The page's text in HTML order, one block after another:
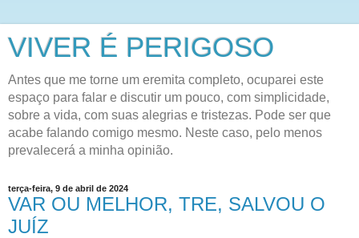
VIVER É PERIGOSO
Antes que me torne um eremita completo, ocuparei este
espaço para falar e discutir um pouco, com simplicidade,
sobre a vida, com suas alegrias e tristezas. Pode ser que
acabe falando comigo mesmo. Neste caso, pelo menos
prevalecerá a minha opinião.
terça-feira, 9 de abril de 2024
VAR OU MELHOR, TRE, SALVOU O
JUÍZ